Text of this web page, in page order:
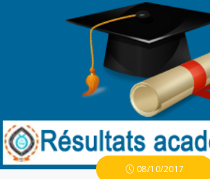
08/10/2017